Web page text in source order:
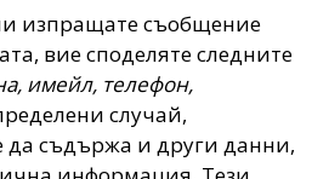
изпращате съобщение
вие споделяте следните
имейл, телефон,
случай,
съдържа и други данни,